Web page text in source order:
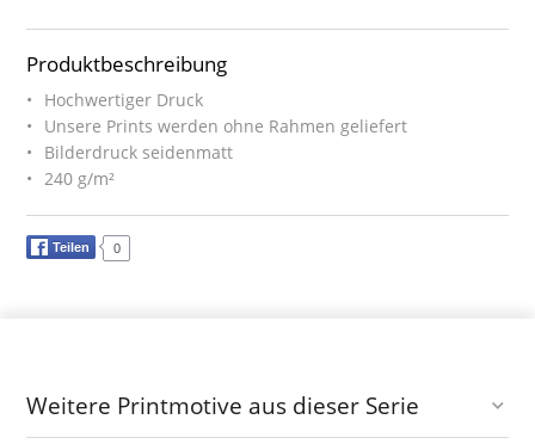
Produktbeschreibung
Hochwertiger Druck
Unsere Prints werden ohne Rahmen geliefert
Bilderdruck seidenmatt
240 g/m²
Teilen 0
Weitere Printmotive aus dieser Serie